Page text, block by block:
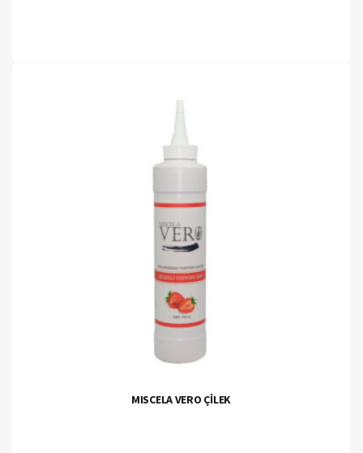
MISCELA VERO ÇİLEK